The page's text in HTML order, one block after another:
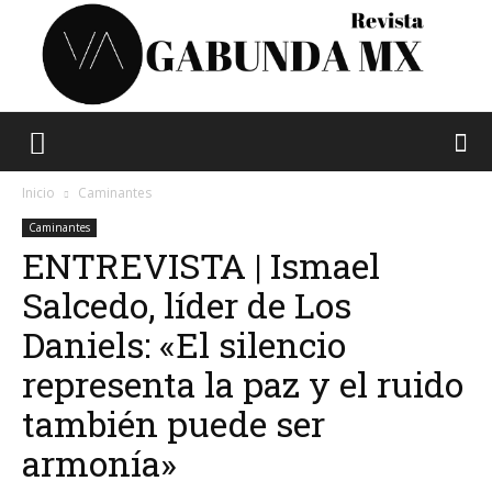
Mx
Inicio Caminantes
Caminantes
ENTREVISTA | Ismael
Salcedo, líder de Los
Daniels: «El silencio
representa la paz y el ruido
también puede ser
armonía»